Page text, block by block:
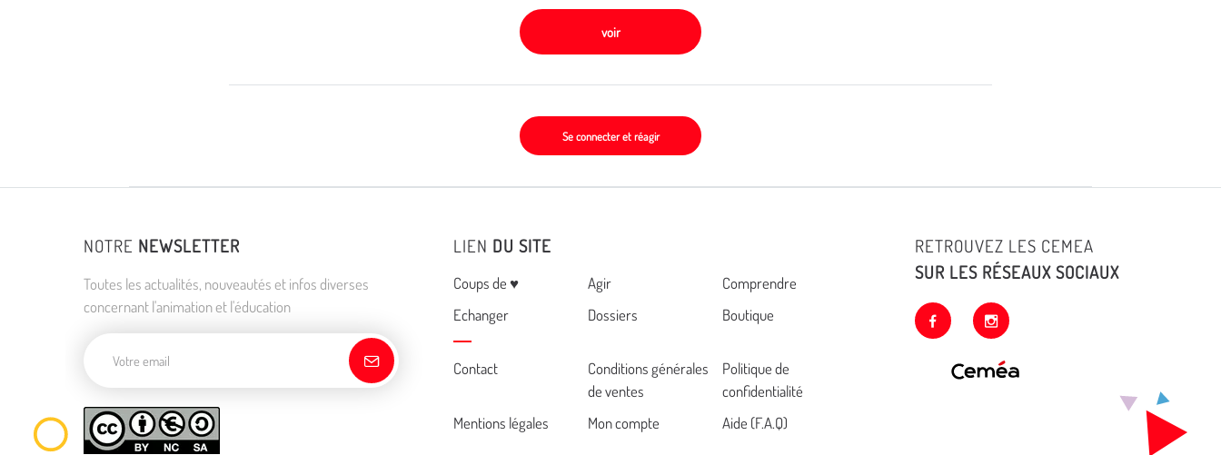
voir
Se connecter et réagir
NOTRE NEWSLETTER
Toutes les actualités, nouveautés et infos diverses
concernant l'animation et l'éducation
LIEN DU SITE
Menu
Coups de ♥ Agir
Comprendre
Echanger
Dossiers Boutique
Cemea
footer
Contact
Conditions générales
de ventes
Politique de
confidentialité
Mentions légales
Mon compte Aide (F.A.Q)
RETROUVEZ LES CEMEA
SUR LES RÉSEAUX SOCIAUX
facebook instagram